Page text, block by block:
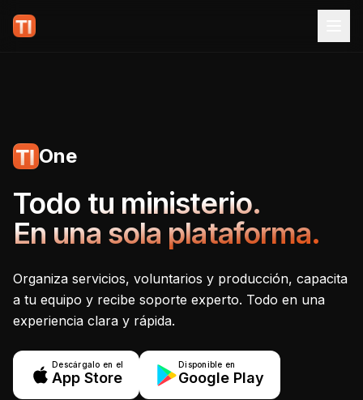
One
Tecnoiglesia One -
Todo tu ministerio.
En una sola plataforma.
Organiza servicios, voluntarios y producción, capacita
a tu equipo y recibe soporte experto. Todo en una
experiencia clara y rápida.
Descárgalo en el
App Store
Disponible en
Google Play